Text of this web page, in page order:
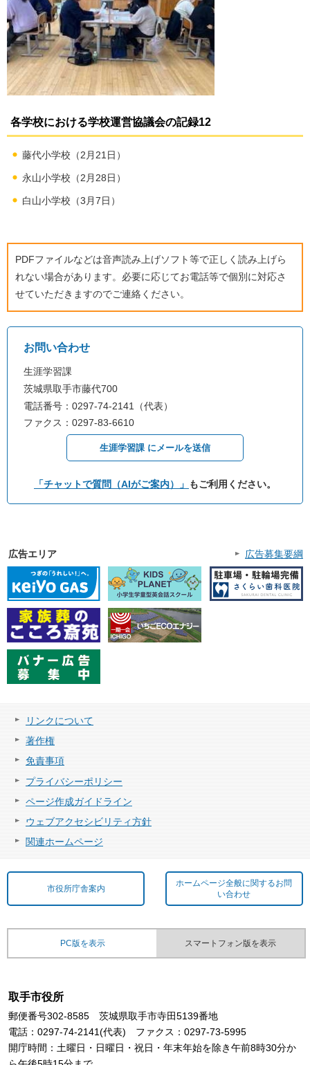
各学校における学校運営協議会の記録12
藤代小学校（2月21日）
永山小学校（2月28日）
白山小学校（3月7日）
PDFファイルなどは音声読み上げソフト等で正しく読み上げら
れない場合があります。必要に応じてお電話等で個別に対応さ
せていただきますのでご連絡ください。
お問い合わせ
生涯学習課
茨城県取手市藤代700
電話番号：0297-74-2141（代表）
ファクス：0297-83-6610
生涯学習課 にメールを送信
「チャットで質問（AIがご案内）」 もご利用ください。
広告エリア 広告募集要綱
リンクについて
著作権
免責事項
プライバシーポリシー
ページ作成ガイドライン
ウェブアクセシビリティ方針
関連ホームページ
市役所庁舎案内
ホームページ全般に関するお問
い合わせ
PC版を表示 スマートフォン版を表示
取手市役所
郵便番号302-8585 茨城県取手市寺田5139番地
電話：0297-74-2141(代表) ファクス：0297-73-5995
開庁時間：土曜日・日曜日・祝日・年末年始を除き午前8時30分か